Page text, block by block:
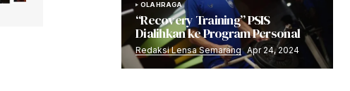
OLAHRAGA
“Recovery Training” PSIS
Dialihkan ke Program Personal
Redaksi Lensa Semarang Apr 24, 2024